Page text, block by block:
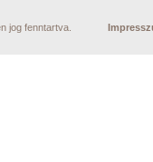
jog fenntartva.